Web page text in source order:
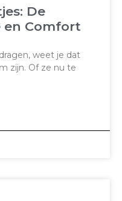
De
en Comfort
weet je dat
zijn. Of ze nu te